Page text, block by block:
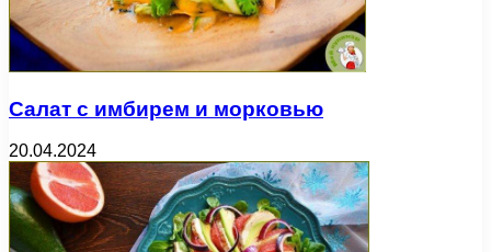
Салат с имбирем и морковью
20.04.2024